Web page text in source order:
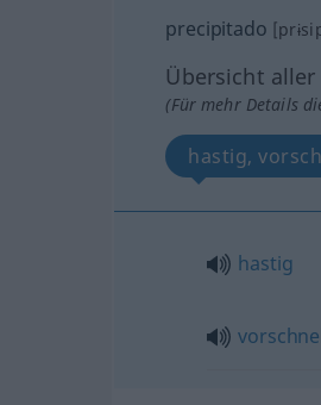
precipitado
Übersicht
(Für mehr Details
hastig,
hastig